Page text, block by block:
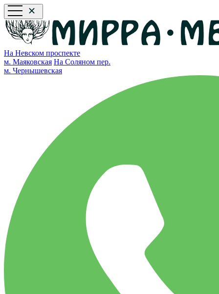
На Невском проспекте
м. Маяковская На Соляном пер.
м. Чернышевская